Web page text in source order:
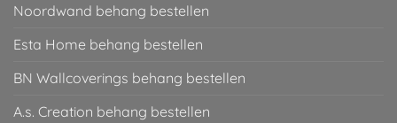
Noordwand behang bestellen
Esta Home behang bestellen
BN Wallcoverings behang bestellen
A.s. Creation behang bestellen